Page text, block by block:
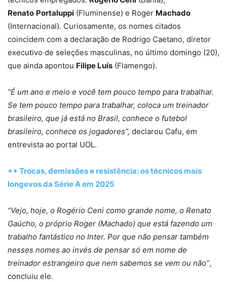
Renato Portaluppi (Fluminense) e Roger Machado
(Internacional). Curiosamente, os nomes citados
coincidem com a declaração de Rodrigo Caetano, diretor
executivo de seleções masculinas, no último domingo (20),
que ainda apontou Filipe Luís (Flamengo).
“É um ano e meio e você tem pouco tempo para trabalhar.
Se tem pouco tempo para trabalhar, coloca um treinador
brasileiro, que já está no Brasil, conhece o futebol
brasileiro, conhece os jogadores”, declarou Cafu, em
entrevista ao portal UOL.
++ Trocas, demissões e resistência: os técnicos mais
longevos da Série A em 2025
“Vejo, hoje, o Rogério Ceni como grande nome, o Renato
Gaúcho, o próprio Roger (Machado) que está fazendo um
trabalho fantástico no Inter. Por que não pensar também
nesses nomes ao invés de pensar só em nome de
treinador estrangeiro que nem sabemos se vem ou não”,
concluiu ele.